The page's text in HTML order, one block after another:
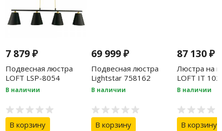
7 879₽
Подвесная люстра
LOFT LSP-8054
В наличии
В корзину
69 999₽
Подвесная люстра
Lightstar 758162
В наличии
В корзину
87 130₽
Люстра на
LOFT IT
Smoke
В наличии
В корзину